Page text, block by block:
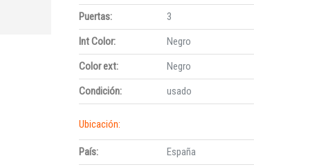
Puertas:
3
Int Color:
Negro
Color ext:
Negro
Condición:
usado
Ubicación:
País:
España